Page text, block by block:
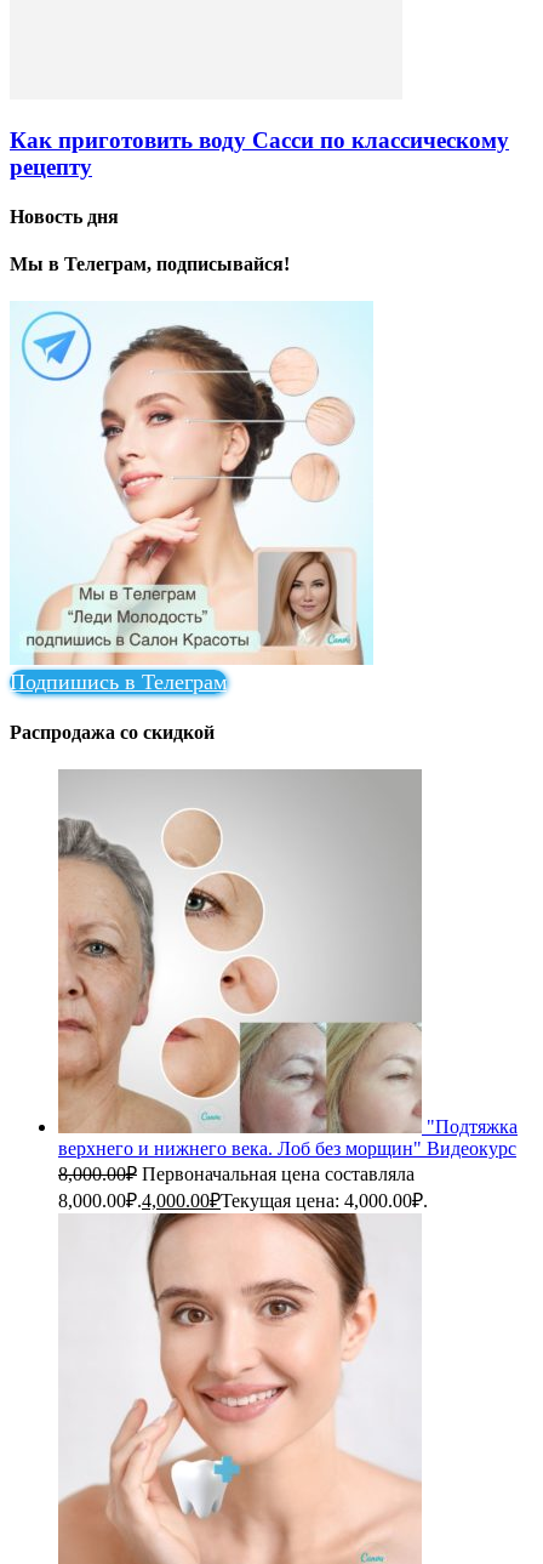
Как приготовить воду Сасси по классическому
рецепту
Новость дня
Мы в Телеграм, подписывайся!
Подпишись в Телеграм
Распродажа со скидкой
"Подтяжка
верхнего и нижнего века. Лоб без морщин" Видеокурс
8,000.00₽ Первоначальная цена составляла
8,000.00₽.4,000.00₽Текущая цена: 4,000.00₽.